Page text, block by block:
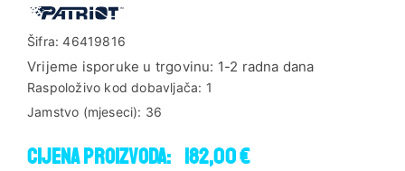
Šifra:46419816
Vrijeme isporuke u trgovinu: 1-2 radna dana
Raspoloživo kod dobavljača: 1
Jamstvo (mjeseci): 36
Cijena proizvoda: 182,00 €